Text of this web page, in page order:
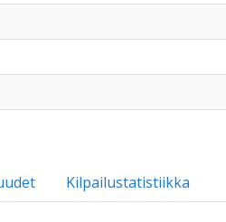
Kilpailustatistiikka